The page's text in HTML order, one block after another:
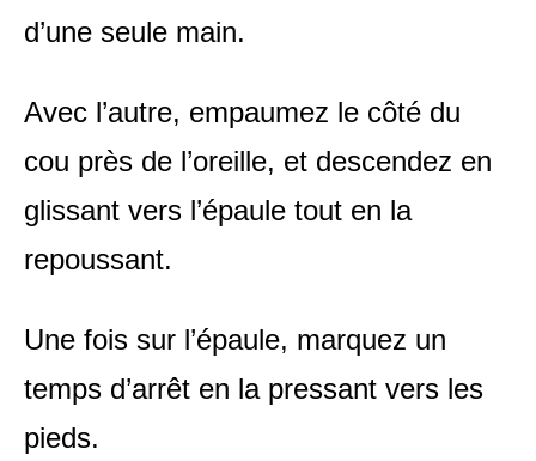
d’une seule main.
Avec l’autre, empaumez le côté du
cou près de l’oreille, et descendez en
glissant vers l’épaule tout en la
repoussant.
Une fois sur l’épaule, marquez un
temps d’arrêt en la pressant vers les
pieds.